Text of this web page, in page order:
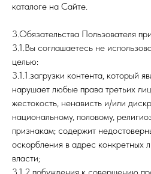
каталоге на Сайте.
3.Обязательства Пользователя
3.1.Вы соглашаетесь не
целью:
3.1.1.загрузки контента, который
нарушает любые права третьих
жестокость, ненависть и/или
национальному, половому,
признакам; содержит
оскорбления в адрес конкретных
власти;